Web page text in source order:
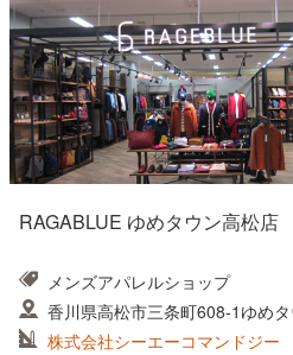
RAGABLUE ゆめタウン高松店
メンズアパレルショップ
香川県高松市三条町608-1ゆめ
F
株式会社シーエーコマンドジー